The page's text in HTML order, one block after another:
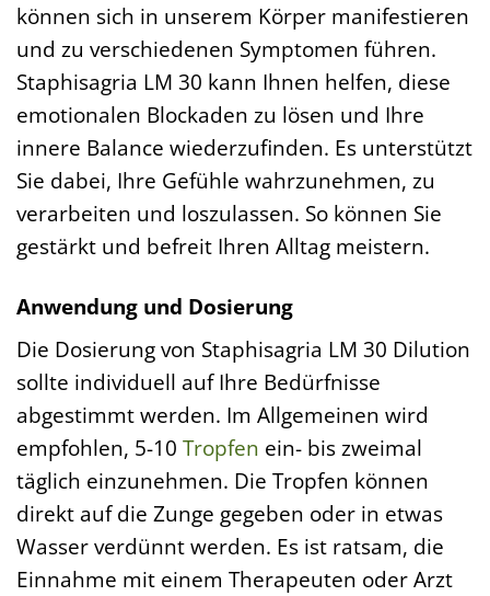
können sich in unserem Körper manifestieren
und zu verschiedenen Symptomen führen.
Staphisagria LM 30 kann Ihnen helfen, diese
emotionalen Blockaden zu lösen und Ihre
innere Balance wiederzufinden. Es unterstützt
Sie dabei, Ihre Gefühle wahrzunehmen, zu
verarbeiten und loszulassen. So können Sie
gestärkt und befreit Ihren Alltag meistern.
Anwendung und Dosierung
Die Dosierung von Staphisagria LM 30 Dilution
sollte individuell auf Ihre Bedürfnisse
abgestimmt werden. Im Allgemeinen wird
empfohlen, 5-10 Tropfen ein- bis zweimal
täglich einzunehmen. Die Tropfen können
direkt auf die Zunge gegeben oder in etwas
Wasser verdünnt werden. Es ist ratsam, die
Einnahme mit einem Therapeuten oder Arzt